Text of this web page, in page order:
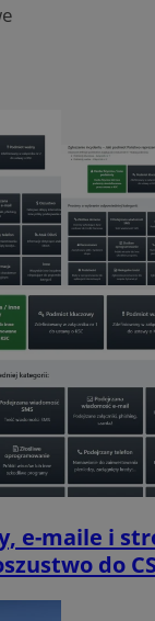
y, e-maile i
do